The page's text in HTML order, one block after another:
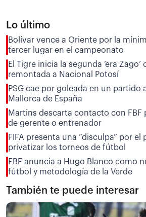
Lo último
Bolívar vence a Oriente por la
tercer lugar en el campeonato
El Tigre inicia la segunda ‘era
remontada a Nacional Potosí
PSG cae por goleada en un partido
Mallorca de España
Martins descarta contacto con FBF
de gerente o entrenador
FIFA presenta una “disculpa” por el
privatizar los torneos de fútbol
FBF anuncia a Hugo Blanco como
fútbol y metodología de la Verde
También te puede interesar